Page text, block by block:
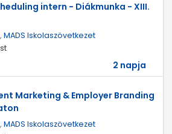
intern - Diákmunka - XIII.
MADS Iskolaszövetkezet
2 napja
Marketing & Employer Branding
MADS Iskolaszövetkezet